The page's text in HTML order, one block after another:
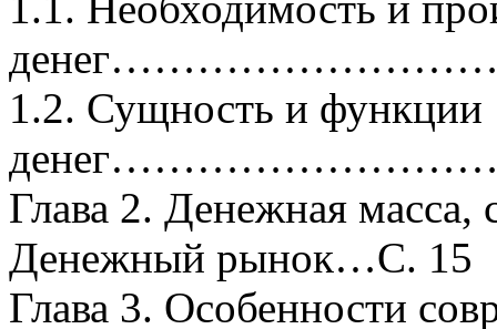
1.2. Сущность и функции
Глава 2. Денежная масса,
Денежный рынок…С. 15
Глава 3. Особенности